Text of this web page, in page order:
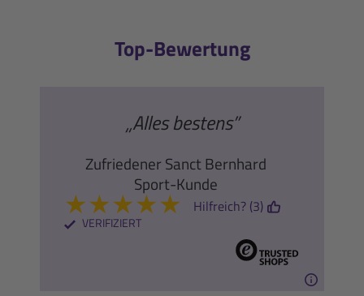
Top-Bewertung
„Alles bestens”
Zufriedener Sanct Bernhard
Sport-Kunde
★★★★★
VERIFIZIERT
Hilfreich? (3)